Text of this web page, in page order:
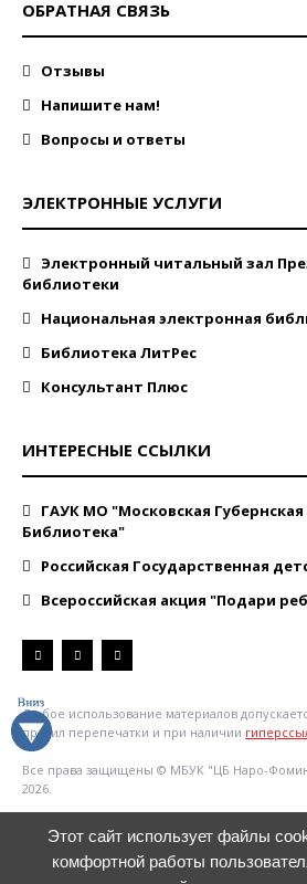
ОБРАТНАЯ СВЯЗЬ
Отзывы
Напишите нам!
Вопросы и ответы
ЭЛЕКТРОННЫЕ УСЛУГИ
Электронный читальный зал
библиотеки
Национальная электронная
Библиотека ЛитРес
Консультант Плюс
ИНТЕРЕСНЫЕ ССЫЛКИ
ГАУК МО "Московская
Библиотека"
Российская Государственная
Всероссийская акция "Подари
Любое использование материалов
правил перепечатки и при наличии
Все права защищены © МБУК "ЦБ Наро-
2026.
Этот сайт использует файлы
комфортной работы